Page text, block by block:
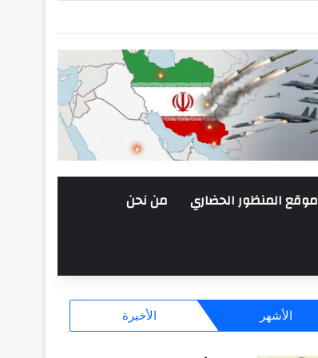
موقع المنظور الحضاري من نحن
الأشهر الأخيرة